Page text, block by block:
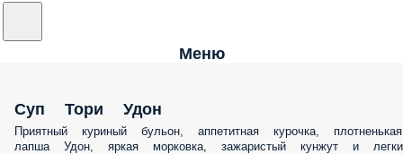
Меню
Суп Тори Удон
Приятный куриный бульон, аппетитная курочка, плотненькая
лапша Удон, яркая морковка, зажаристый кунжут и